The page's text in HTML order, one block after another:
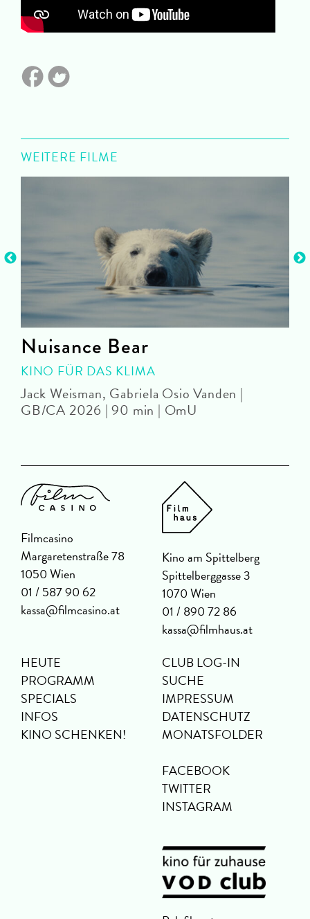
WEITERE FILME
Nuisance Bear
KINO FÜR DAS KLIMA
Jack Weisman, Gabriela Osio Vanden |
GB/CA 2026 | 90 min | OmU
Filmcasino
Margaretenstraße 78
1050 Wien
01 / 587 90 62
kassa@filmcasino.at
Kino am Spittelberg
Spittelberggasse 3
1070 Wien
01 / 890 72 86
kassa@filmhaus.at
HEUTE
PROGRAMM
SPECIALS
INFOS
KINO SCHENKEN!
CLUB LOG-IN
SUCHE
IMPRESSUM
DATENSCHUTZ
MONATSFOLDER
FACEBOOK
TWITTER
INSTAGRAM